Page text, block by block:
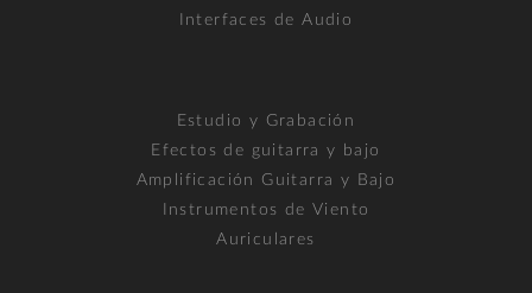
Interfaces de Audio
Estudio y Grabación
Efectos de guitarra y bajo
Amplificación Guitarra y Bajo
Instrumentos de Viento
Auriculares